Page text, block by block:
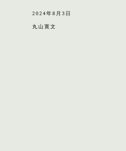
2024年8月3日
丸山寛文